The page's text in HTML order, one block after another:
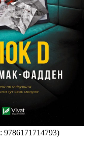
9786171714793)